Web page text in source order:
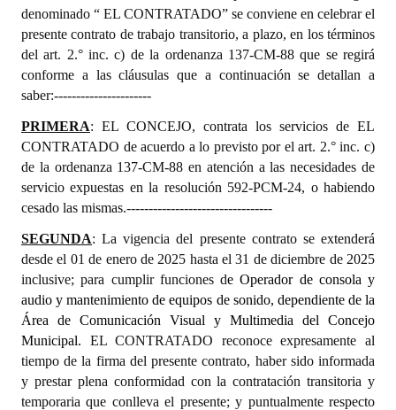
denominado “ EL CONTRATADO” se conviene en celebrar el
presente contrato de trabajo transitorio, a plazo, en los términos
del art. 2.° inc. c) de la ordenanza 137-CM-88 que se regirá
conforme a las cláusulas que a continuación se detallan a
saber:----------------------
PRIMERA: EL CONCEJO, contrata los servicios de EL
CONTRATADO de acuerdo a lo previsto por el art. 2.° inc. c)
de la ordenanza 137-CM-88 en atención a las necesidades de
servicio expuestas en la resolución 592-PCM-24, ohabiendo
cesado las mismas.---------------------------------
SEGUNDA: La vigencia del presente contrato se extenderá
desde el 01 de enero de 2025 hasta el 31 de diciembre de 2025
inclusive; para cumplir funciones deOperador de consola y
audio y mantenimiento de equipos de sonido, dependiente de la
Área de Comunicación Visual y Multimedia del Concejo
Municipal. EL CONTRATADO reconoce expresamente al
tiempo de la firma del presente contrato, haber sido informada
y prestar plena conformidad con la contratación transitoria y
temporaria que conlleva el presente; y puntualmente respecto